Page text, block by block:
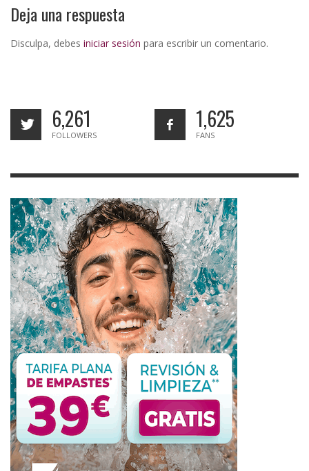
Deja una respuesta
Disculpa, debes iniciar sesión para escribir un comentario.
6,261
FOLLOWERS
1,625
FANS